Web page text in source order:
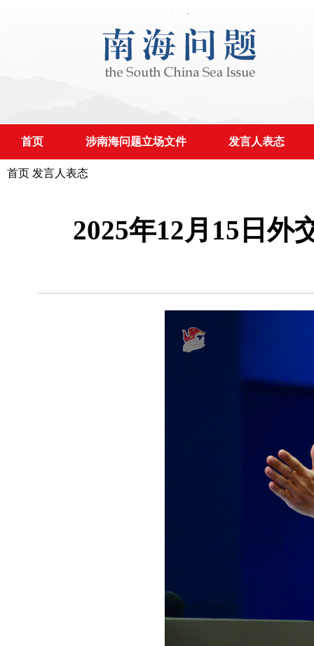
首页 涉南海问题立场文件 发言人表态
首页 发言人表态
2025年12月15日外